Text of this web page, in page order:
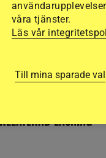
behåller
stoägare
LÄSNING
våra tjänster.
Läs vår
Till mina sparade val